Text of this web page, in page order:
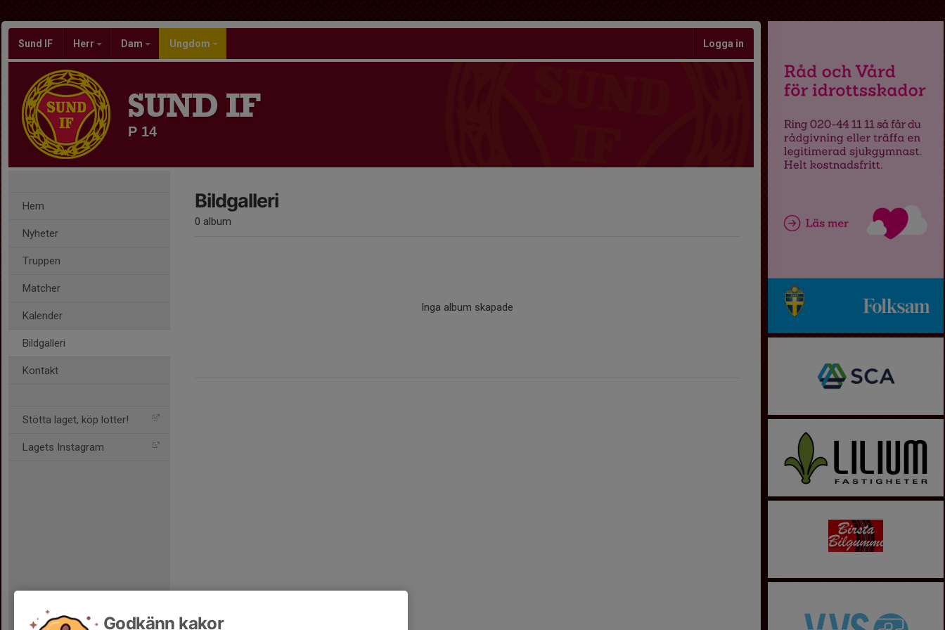
Sund IF Herr Dam Ungdom Logga in
SUND IF
P 14
Hem
Nyheter
Truppen
Matcher
Kalender
Bildgalleri
Kontakt
Stötta laget, köp lotter!
Lagets Instagram
Bildgalleri
0 album
Inga album skapade
Godkänn kakor